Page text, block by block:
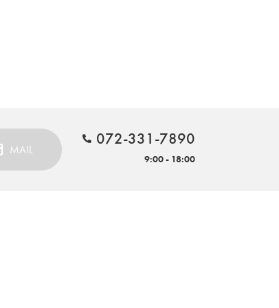
MAIL
072-331-7890
9:00 - 18:00